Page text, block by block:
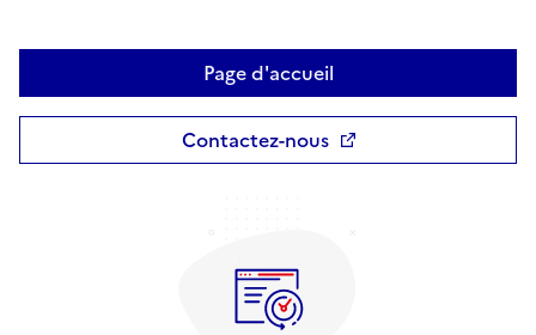
Page d'accueil
Contactez-nous